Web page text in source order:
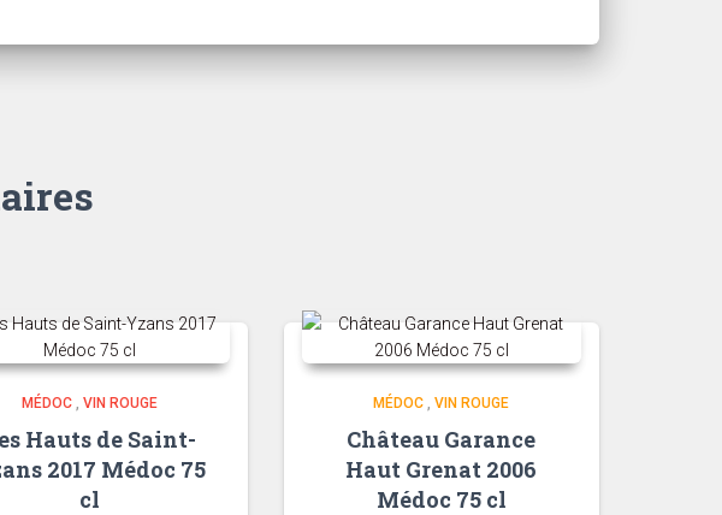
MÉDOC, VIN ROUGE
Hauts de Saint-
2017 Médoc 75
cl
MÉDOC ,VIN ROUGE
Château Garance
Haut Grenat 2006
Médoc 75 cl